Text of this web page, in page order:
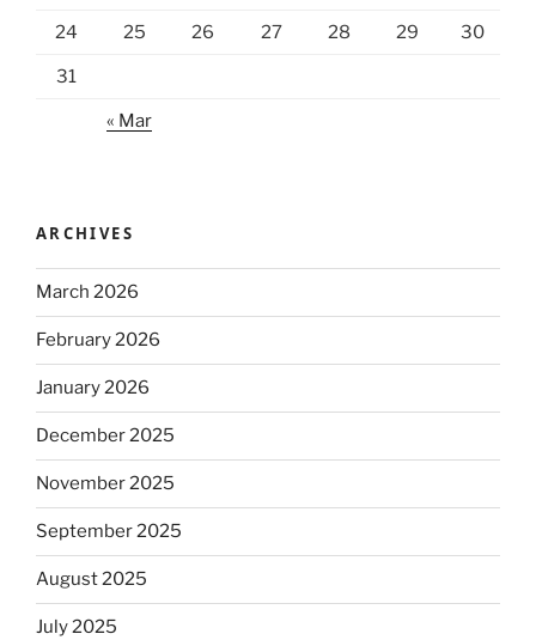
24 25 26 27 28 29 30
31
« Mar
ARCHIVES
March 2026
February 2026
January 2026
December 2025
November 2025
September 2025
August 2025
July 2025